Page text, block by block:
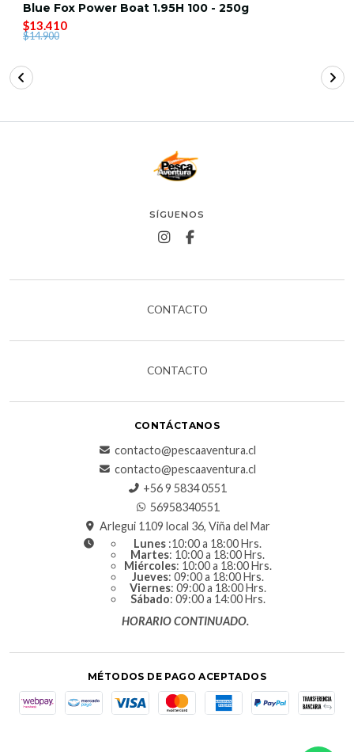
Blue Fox Power Boat 1.95H 100 - 250g
$13.410
$14.900
SÍGUENOS
CONTACTO
CONTACTO
CONTÁCTANOS
contacto@pescaaventura.cl
contacto@pescaaventura.cl
+56 9 5834 0551
56958340551
Arlegui 1109 local 36, Viña del Mar
Lunes :10:00 a 18:00 Hrs.
Martes: 10:00 a 18:00 Hrs.
Miércoles: 10:00 a 18:00 Hrs.
Jueves: 09:00 a 18:00 Hrs.
Viernes: 09:00 a 18:00 Hrs.
Sábado: 09:00 a 14:00 Hrs.
HORARIO CONTINUADO.
MÉTODOS DE PAGO ACEPTADOS